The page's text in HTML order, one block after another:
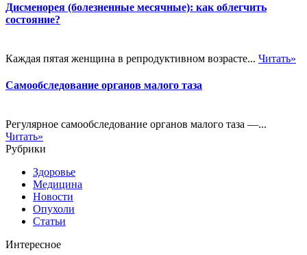
Дисменорея (болезненные месячные): как облегчить
состояние?
Каждая пятая женщина в репродуктивном возрасте... Читать»
Самообследование органов малого таза
Регулярное самообследование органов малого таза —...
Читать»
Рубрики
Здоровье
Медицина
Новости
Опухоли
Статьи
Интересное